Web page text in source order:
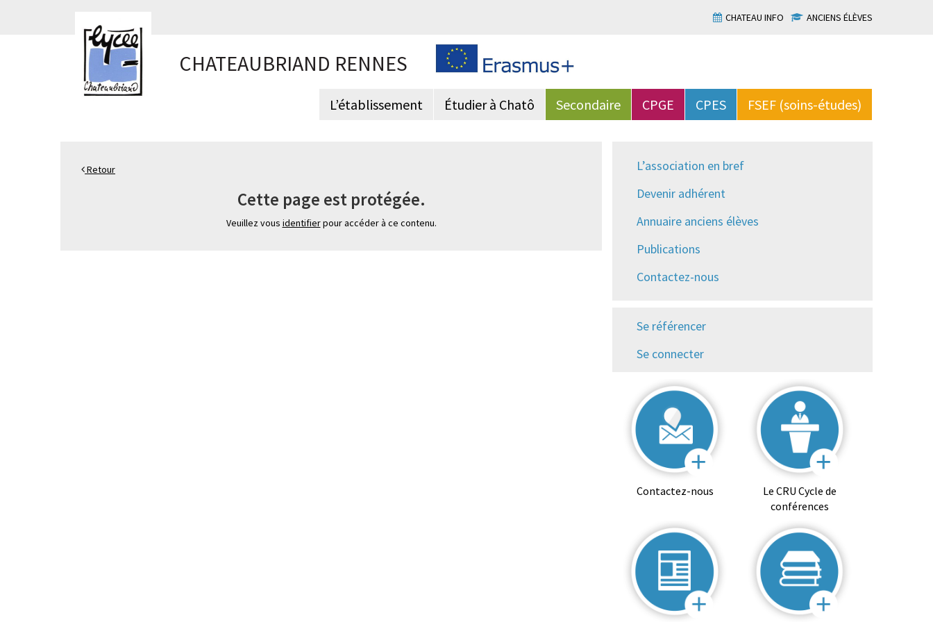
CHATEAU INFO ANCIENS ÉLÈVES
CHATEAUBRIAND RENNES
L’établissement Étudier à Chatô Secondaire CPGE CPES FSEF (soins-études)
Retour
Cette page est protégée.
Veuillez vous identifierpour accéder à ce contenu.
L’association en bref
Devenir adhérent
Annuaire anciens élèves
Publications
Contactez-nous
Se référencer
Se connecter
Contactez-nous
Le CRU Cycle de
conférences